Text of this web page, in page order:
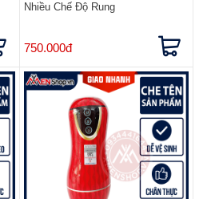
Nhiều Chế Độ Rung
750.000đ